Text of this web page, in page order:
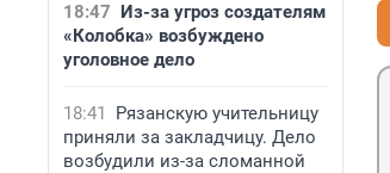
18:47 Из-за угроз создателям
«Колобка» возбуждено
уголовное дело
18:41
Рязанскую учительницу
приняли за закладчицу. Дело
возбудили из-за сломанной